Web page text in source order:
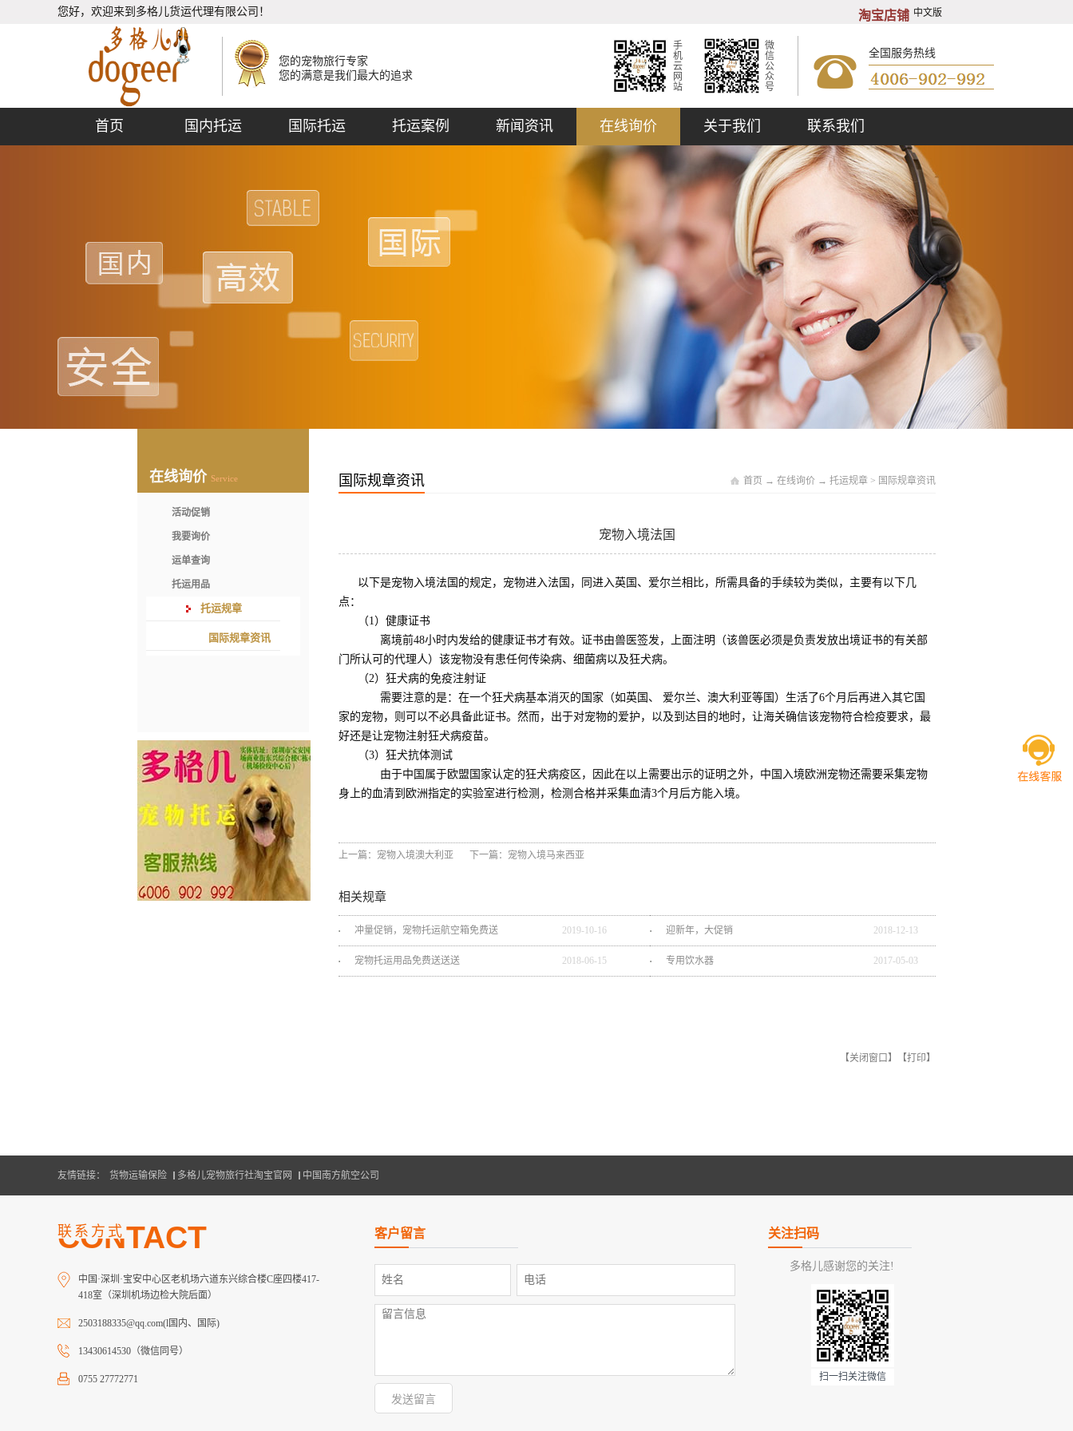
您好，欢迎来到多格儿货运代理有限公司！ 淘宝店铺 中文版
全国服务热线
手
机
云
网
站
微
信
公
众
号
您的宠物旅行专家
您的满意是我们最大的追求
首页 国内托运 国际托运 托运案例 新闻资讯 在线询价 关于我们 联系我们
在线询价 Service
活动促销
我要询价
运单查询
托运用品
托运规章
国际规章资讯
国际规章资讯 首页 → 在线询价 → 托运规章 > 国际规章资讯
宠物入境法国
以下是宠物入境法国的规定，宠物进入法国，同进入英国、爱尔兰相比，所需具备的手续较为类似，主要有以下几
点：
（1）健康证书
离境前48小时内发给的健康证书才有效。证书由兽医签发，上面注明（该兽医必须是负责发放出境证书的有关部
门所认可的代理人）该宠物没有患任何传染病、细菌病以及狂犬病。
（2）狂犬病的免疫注射证
需要注意的是：在一个狂犬病基本消灭的国家（如英国、 爱尔兰、澳大利亚等国）生活了6个月后再进入其它国
家的宠物，则可以不必具备此证书。然而，出于对宠物的爱护，以及到达目的地时，让海关确信该宠物符合检疫要求，最
好还是让宠物注射狂犬病疫苗。
（3）狂犬抗体测试
由于中国属于欧盟国家认定的狂犬病疫区，因此在以上需要出示的证明之外，中国入境欧洲宠物还需要采集宠物
身上的血清到欧洲指定的实验室进行检测，检测合格并采集血清3个月后方能入境。
上一篇： 宠物入境澳大利亚 下一篇： 宠物入境马来西亚
相关规章
冲量促销，宠物托运航空箱免费送 2019-10-16 迎新年，大促销 2018-12-13
宠物托运用品免费送送送 2018-06-15 专用饮水器 2017-05-03
【关闭窗口 】【打印】
友情链接： 货物运输保险 多格儿宠物旅行社淘宝官网 中国南方航空公司
CONTACT
联系方式
中国·深圳·宝安中心区老机场六道东兴综合楼C座四楼417-
418室（深圳机场边检大院后面）
2503188335@qq.com(l国内、国际)
13430614530（微信同号）
0755 27772771
客户留言 关注扫码
多格儿感谢您的关注!
扫一扫关注微信